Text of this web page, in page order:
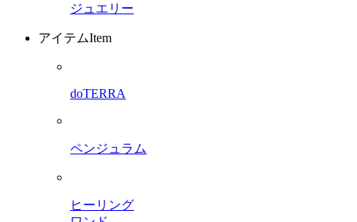
ジュエリー
アイテムItem
doTERRA
ペンジュラム
ヒーリング